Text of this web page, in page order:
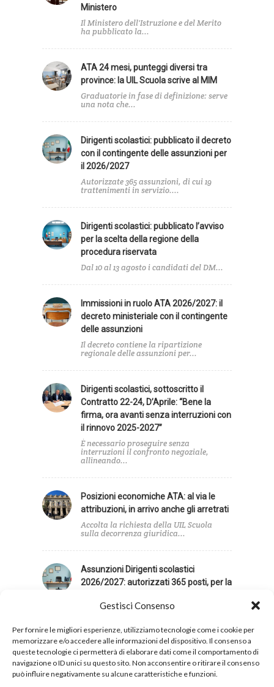
Gestisci Consenso
Per fornire le migliori esperienze, utilizziamo tecnologie come i cookie per
memorizzare e/o accedere alle informazioni del dispositivo. Il consenso a
queste tecnologie ci permetterà di elaborare dati come il comportamento di
navigazione o ID unici su questo sito. Non acconsentire o ritirare il consenso
può influire negativamente su alcune caratteristiche e funzioni.
Ministero
Il Ministero dell'Istruzione e del Merito
ha pubblicato la...
ATA 24 mesi, punteggi diversi tra
province: la UIL Scuola scrive al MIM
Graduatorie in fase di definizione: serve
una nota che...
Dirigenti scolastici: pubblicato il decreto
con il contingente delle assunzioni per
il 2026/2027
Autorizzate 365 assunzioni, di cui 19
trattenimenti in servizio....
Dirigenti scolastici: pubblicato l’avviso
per la scelta della regione della
procedura riservata
Dal 10 al 13 agosto i candidati del DM...
Immissioni in ruolo ATA 2026/2027: il
decreto ministeriale con il contingente
delle assunzioni
Il decreto contiene la ripartizione
regionale delle assunzioni per...
Dirigenti scolastici, sottoscritto il
Contratto 22-24, D’Aprile: “Bene la
firma, ora avanti senza interruzioni con
il rinnovo 2025-2027”
È necessario proseguire senza
interruzioni il confronto negoziale,
allineando...
Posizioni economiche ATA: al via le
attribuzioni, in arrivo anche gli arretrati
Accolta la richiesta della UIL Scuola
sulla decorrenza giuridica...
Assunzioni Dirigenti scolastici
2026/2027: autorizzati 365 posti, per la
La UIL Scuola giudica insufficiente il